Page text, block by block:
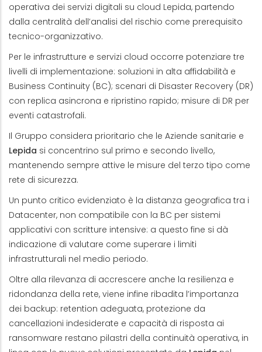
operativa dei servizi digitali su cloud Lepida, partendo
dalla centralità dell’analisi del rischio come prerequisito
tecnico-organizzativo.
Per le infrastrutture e servizi cloud occorre potenziare tre
livelli di implementazione: soluzioni in alta affidabilità e
Business Continuity (BC); scenari di Disaster Recovery (DR)
con replica asincrona e ripristino rapido; misure di DR per
eventi catastrofali.
Il Gruppo considera prioritario che le Aziende sanitarie e
Lepida si concentrino sul primo e secondo livello,
mantenendo sempre attive le misure del terzo tipo come
rete di sicurezza.
Un punto critico evidenziato è la distanza geografica tra i
Datacenter, non compatibile con la BC per sistemi
applicativi con scritture intensive: a questo fine si dà
indicazione di valutare come superare i limiti
infrastrutturali nel medio periodo.
Oltre alla rilevanza di accrescere anche la resilienza e
ridondanza della rete, viene infine ribadita l’importanza
dei backup: retention adeguata, protezione da
cancellazioni indesiderate e capacità di risposta ai
ransomware restano pilastri della continuità operativa, in